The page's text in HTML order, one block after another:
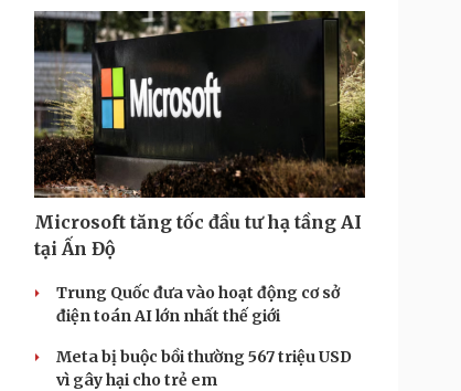
Microsoft tăng tốc đầu tư hạ tầng AI
tại Ấn Độ
Trung Quốc đưa vào hoạt động cơ sở
điện toán AI lớn nhất thế giới
Meta bị buộc bồi thường 567 triệu USD
vì gây hại cho trẻ em